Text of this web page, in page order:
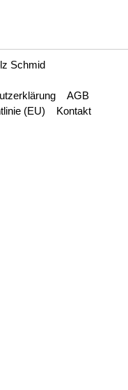
Schmid
AGB
(EU) Kontakt